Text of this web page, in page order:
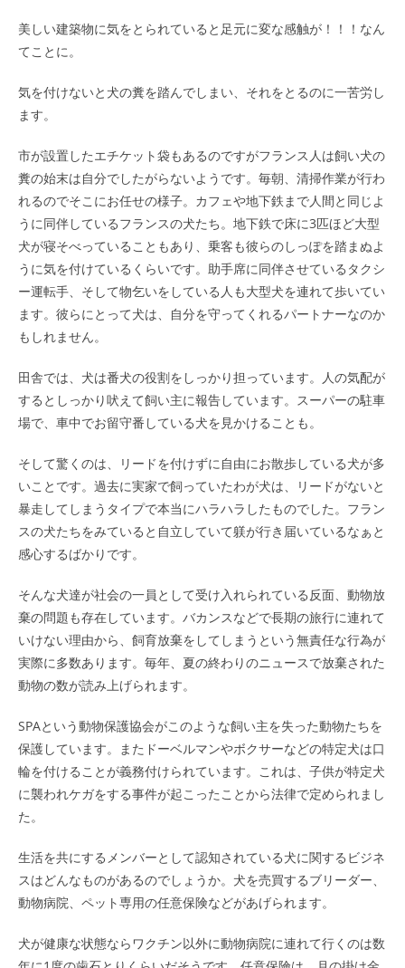
美しい建築物に気をとられていると足元に変な感触が！！！なん
てことに。
気を付けないと犬の糞を踏んでしまい、それをとるのに一苦労し
ます。
市が設置したエチケット袋もあるのですがフランス人は飼い犬の
糞の始末は自分でしたがらないようです。毎朝、清掃作業が行わ
れるのでそこにお任せの様子。カフェや地下鉄まで人間と同じよ
うに同伴しているフランスの犬たち。地下鉄で床に3匹ほど大型
犬が寝そべっていることもあり、乗客も彼らのしっぽを踏まぬよ
うに気を付けているくらいです。助手席に同伴させているタクシ
ー運転手、そして物乞いをしている人も大型犬を連れて歩いてい
ます。彼らにとって犬は、自分を守ってくれるパートナーなのか
もしれません。
田舎では、犬は番犬の役割をしっかり担っています。人の気配が
するとしっかり吠えて飼い主に報告しています。スーパーの駐車
場で、車中でお留守番している犬を見かけることも。
そして驚くのは、リードを付けずに自由にお散歩している犬が多
いことです。過去に実家で飼っていたわが犬は、リードがないと
暴走してしまうタイプで本当にハラハラしたものでした。フラン
スの犬たちをみていると自立していて躾が行き届いているなぁと
感心するばかりです。
そんな犬達が社会の一員として受け入れられている反面、動物放
棄の問題も存在しています。バカンスなどで長期の旅行に連れて
いけない理由から、飼育放棄をしてしまうという無責任な行為が
実際に多数あります。毎年、夏の終わりのニュースで放棄された
動物の数が読み上げられます。
SPAという動物保護協会がこのような飼い主を失った動物たちを
保護しています。またドーベルマンやボクサーなどの特定犬は口
輪を付けることが義務付けられています。これは、子供が特定犬
に襲われケガをする事件が起こったことから法律で定められまし
た。
生活を共にするメンバーとして認知されている犬に関するビジネ
スはどんなものがあるのでしょうか。犬を売買するブリーダー、
動物病院、ペット専用の任意保険などがあげられます。
犬が健康な状態ならワクチン以外に動物病院に連れて行くのは数